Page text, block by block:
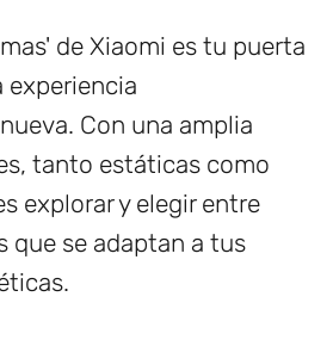
de Xiaomi es tu puerta
experiencia
Con una amplia
tanto estáticas como
explorar y elegir entre
que se adaptan a tus